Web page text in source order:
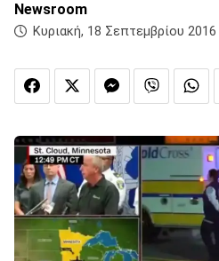
Newsroom
Κυριακή, 18 Σεπτεμβρίου 2016